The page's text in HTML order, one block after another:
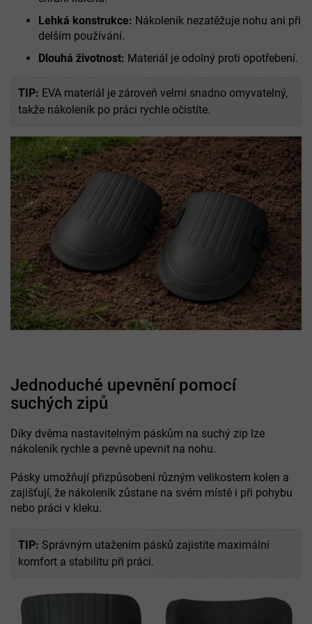
Lehká konstrukce: Nákoleník nezatěžuje nohu ani při
delším používání.
Dlouhá životnost: Materiál je odolný proti opotřebení.
TIP: EVA materiál je zároveň velmi snadno omyvatelný,
takže nákoleník po práci rychle očistíte.
Jednoduché upevnění pomocí
suchých zipů
Díky dvěma nastavitelným páskům na suchý zip lze
nákoleník rychle a pevně upevnit na nohu.
Pásky umožňují přizpůsobení různým velikostem kolen a
zajišťují, že nákoleník zůstane na svém místě i při pohybu
nebo práci v kleku.
TIP: Správným utažením pásků zajistíte maximální
komfort a stabilitu při práci.